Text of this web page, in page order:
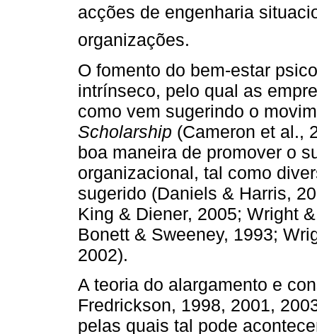
acções de engenharia
organizações.
O fomento do bem-estar
intrínseco, pelo qual as
como vem sugerindo o
Scholarship (Cameron et al.,
boa maneira de promover o
organizacional, tal como
sugerido (Daniels & Harris,
King & Diener, 2005; Wright
Bonett & Sweeney, 1993;
2002).
A teoria do alargamento e
Fredrickson, 1998, 2001,
pelas quais tal pode